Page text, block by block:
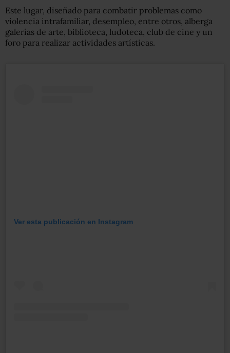
Este lugar, diseñado para combatir problemas como
violencia intrafamiliar, desempleo, entre otros, alberga
galerías de arte, biblioteca, ludoteca, club de cine y un
foro para realizar actividades artísticas.
Ver esta publicación en Instagram